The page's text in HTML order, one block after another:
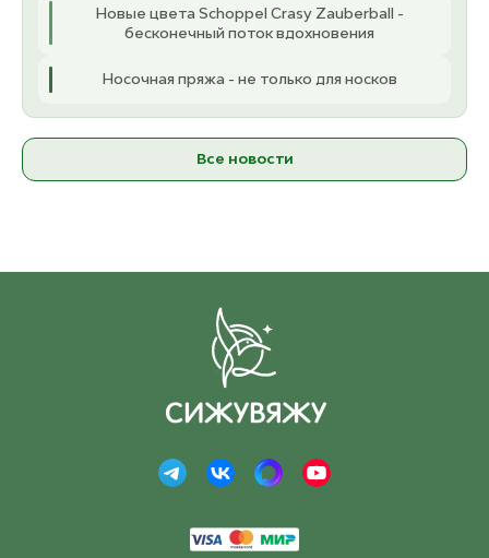
Новые цвета Schoppel Crasy Zauberball -
бесконечный поток вдохновения
Носочная пряжа - не только для носков
Все новости